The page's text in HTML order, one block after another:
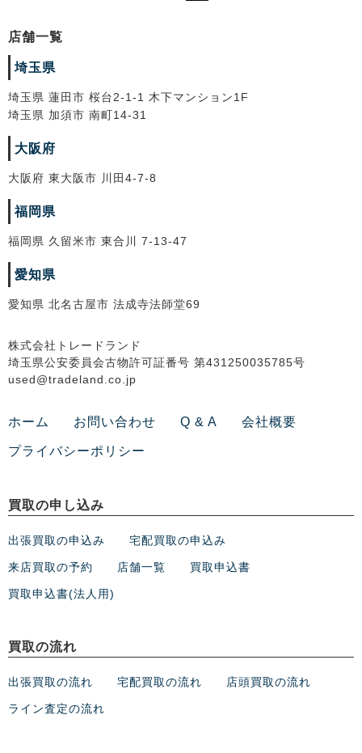
店舗一覧
埼玉県
埼玉県 蓮田市 桜台2-1-1 木下マンション1F
埼玉県 加須市 南町14-31
大阪府
大阪府 東大阪市 川田4-7-8
福岡県
福岡県 久留米市 東合川 7-13-47
愛知県
愛知県 北名古屋市 法成寺法師堂69
株式会社トレードランド
埼玉県公安委員会古物許可証番号 第431250035785号
used@tradeland.co.jp
ホーム お問い合わせ Q & A 会社概要
プライバシーポリシー
買取の申し込み
出張買取の申込み 宅配買取の申込み
来店買取の予約 店舗一覧 買取申込書
買取申込書(法人用)
買取の流れ
出張買取の流れ 宅配買取の流れ 店頭買取の流れ
ライン査定の流れ